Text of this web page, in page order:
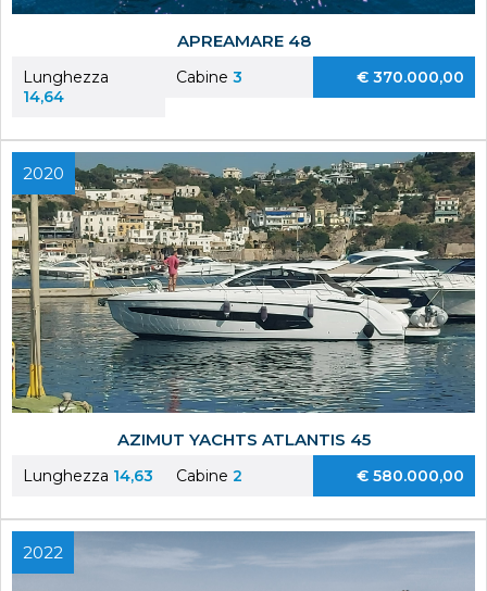
APREAMARE 48
Lunghezza
14,64
Cabine 3 € 370.000,00
2020
AZIMUT YACHTS ATLANTIS 45
Lunghezza 14,63 Cabine 2 € 580.000,00
2022